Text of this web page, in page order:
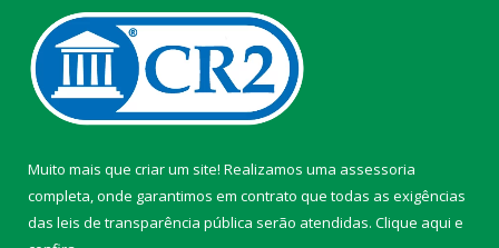
Muito mais que criar um site! Realizamos uma assessoria
completa, onde garantimos em contrato que todas as exigências
das leis de transparência pública serão atendidas. Clique aqui e